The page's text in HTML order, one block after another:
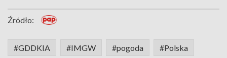
Źródło:
#GDDKIA #IMGW #pogoda #Polska